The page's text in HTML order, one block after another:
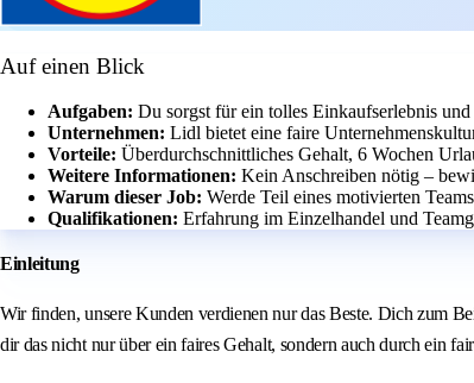
Auf einen Blick
Aufgaben: Du sorgst für ein tolles Einkaufserlebnis
Unternehmen: Lidl bietet eine faire
Vorteile: Überdurchschnittliches Gehalt, 6 Wochen
Weitere Informationen: Kein Anschreiben nötig –
Warum dieser Job: Werde Teil eines motivierten
Qualifikationen: Erfahrung im Einzelhandel und
Einleitung
Wir finden, unsere Kunden verdienen nur das Beste. Dich zum
dir das nicht nur über ein faires Gehalt, sondern auch durch ein